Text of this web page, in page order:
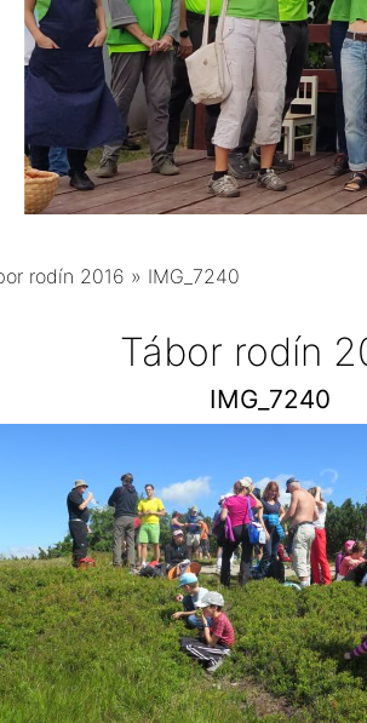
rodín 2016 » IMG_7240
Tábor rodín
IMG_7240